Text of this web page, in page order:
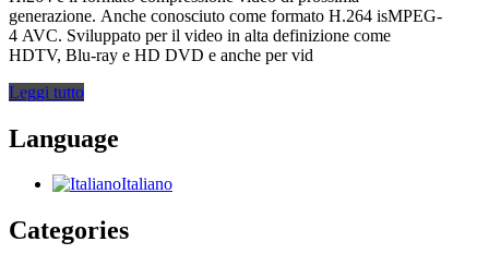
generazione. Anche conosciuto come formato H.264 isMPEG-
4 AVC. Sviluppato per il video in alta definizione come
HDTV, Blu-ray e HD DVD e anche per vid
Leggi tutto
Language
Italiano
Categories